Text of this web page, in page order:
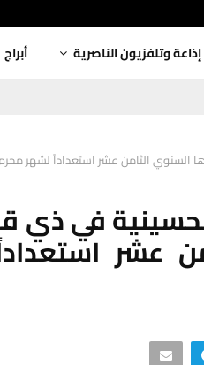
إذاعة وتلفزيون الناصرية أبراج
السنوي الثامن عشر استعداداً لشهر
في ذي
عشر